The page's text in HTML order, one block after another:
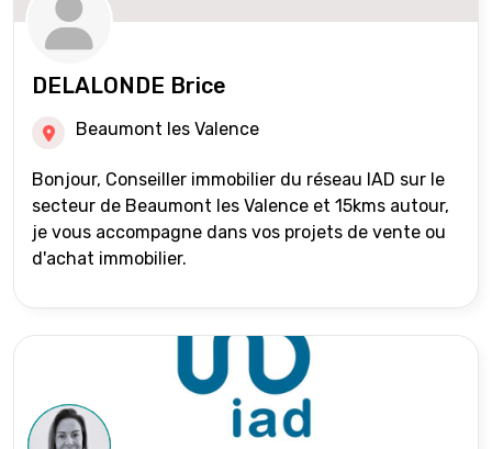
DELALONDE Brice
Beaumont les Valence
Bonjour, Conseiller immobilier du réseau IAD sur le
secteur de Beaumont les Valence et 15kms autour,
je vous accompagne dans vos projets de vente ou
d'achat immobilier.